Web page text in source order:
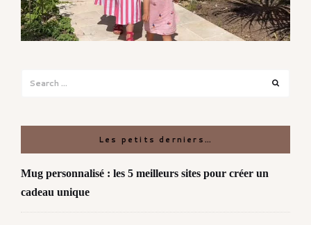
Les petits derniers…
Mug personnalisé : les 5 meilleurs sites pour créer un
cadeau unique